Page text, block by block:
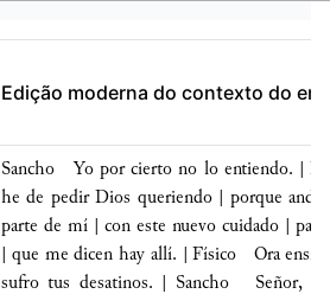
Edição moderna do contexto do
Sancho Yo por cierto no lo entiendo. |
he de pedir Dios queriendo | porque
parte de mí | con este nuevo cuidado | para
| que me dicen hay allí. | Físico Ora
sufro tus desatinos. | Sancho Señor,